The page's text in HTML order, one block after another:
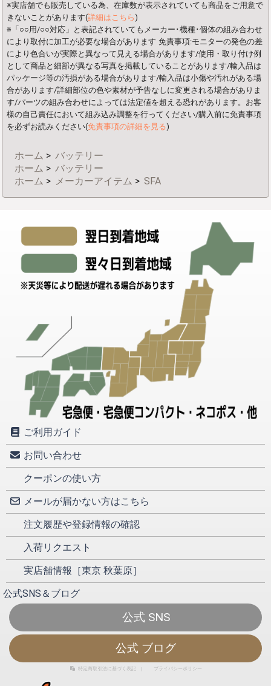
※実店舗でも販売している為、在庫数が表示されていても商品をご用意で
きないことがあります(詳細はこちら)
※「○○用/○○対応」と表記されていてもメーカー･機種･個体の組み合わせ
により取付に加工が必要な場合があります 免責事項:モニターの発色の差
により色合いが実際と異なって見える場合があります/使用・取り付け例
として商品と細部が異なる写真を掲載していることがあります/輸入品は
パッケージ等の汚損がある場合があります/輸入品は小傷や汚れがある場
合があります/詳細部位の色や素材が予告なしに変更される場合がありま
す/パーツの組み合わせによっては法定値を超える恐れがあります。お客
様の自己責任において組み込み調整を行ってください/購入前に免責事項
を必ずお読みください(免責事項の詳細を見る)
ホーム > バッテリー
ホーム > バッテリー
ホーム > メーカーアイテム > SFA
ご利用ガイド
お問い合わせ
クーポンの使い方
メールが届かない方はこちら
注文履歴や登録情報の確認
入荷リクエスト
実店舗情報［東京 秋葉原］
公式SNS＆ブログ
公式 SNS
公式 ブログ
特定商取引法に基づく表記 | プライバシーポリシー